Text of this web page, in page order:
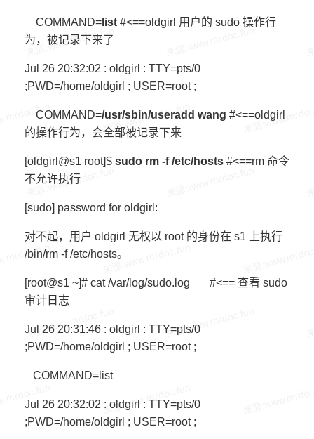
COMMAND= list #<==oldgirl 用户的 sudo 操作行
为，被记录下来了
Jul 26 20:32:02 : oldgirl : TTY=pts/0
;PWD=/home/oldgirl ; USER=root ;
COMMAND=/usr/sbin/useradd wang #<==oldgirl
的操作行为，会全部被记录下来
[oldgirl@s1 root]$ sudo rm -f /etc/hosts #<==rm 命令
不允许执行
[sudo] password for oldgirl:
对不起，用户 oldgirl 无权以 root 的身份在 s1 上执行
/bin/rm -f /etc/hosts。
[root@s1 ~]# cat /var/log/sudo.log #<== 查看 sudo
审计日志
Jul 26 20:31:46 : oldgirl : TTY=pts/0
;PWD=/home/oldgirl ; USER=root ;
COMMAND=list
Jul 26 20:32:02 : oldgirl : TTY=pts/0
;PWD=/home/oldgirl ; USER=root ;